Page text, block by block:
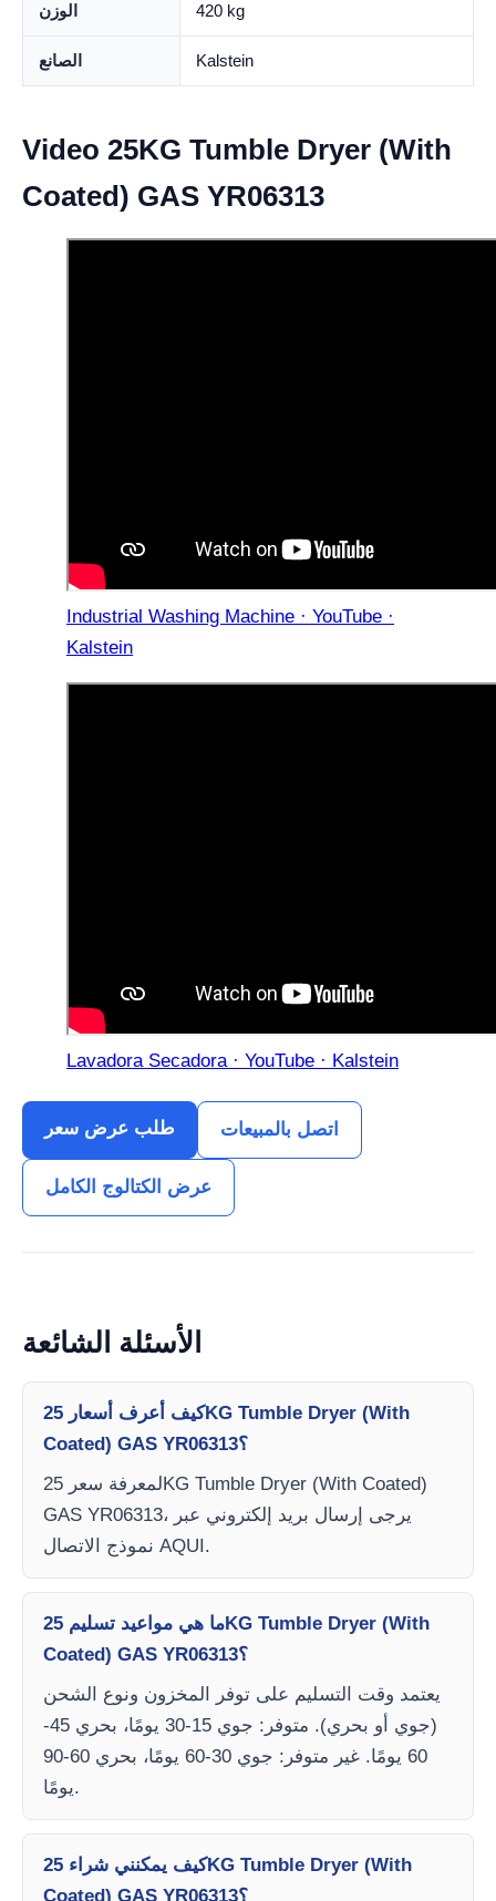
الوزن 420 kg
الصانع Kalstein
Video 25KG Tumble Dryer (With
Coated) GAS YR06313
Industrial Washing Machine · YouTube ·
Kalstein
Lavadora Secadora · YouTube · Kalstein
طلب عرض سعر اتصل بالمبيعات
عرض الكتالوج الكامل
الأسئلة الشائعة
كيف أعرف أسعار 25KG Tumble Dryer (With
Coated) GAS YR06313؟
لمعرفة سعر 25KG Tumble Dryer (With Coated)
GAS YR06313، يرجى إرسال بريد إلكتروني عبر
نموذج الاتصال AQUI.
ما هي مواعيد تسليم 25KG Tumble Dryer (With
Coated) GAS YR06313؟
يعتمد وقت التسليم على توفر المخزون ونوع الشحن
(جوي أو بحري). متوفر: جوي 15-30 يومًا، بحري 45-
60 يومًا. غير متوفر: جوي 30-60 يومًا، بحري 60-90
يومًا.
كيف يمكنني شراء 25KG Tumble Dryer (With
Coated) GAS YR06313؟